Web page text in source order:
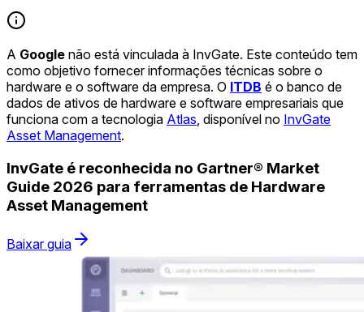
A Google não está vinculada à InvGate. Este conteúdo tem
como objetivo fornecer informações técnicas sobre o
hardware e o software da empresa. O ITDB é o banco de
dados de ativos de hardware e software empresariais que
funciona com a tecnologia Atlas , disponível no InvGate
Asset Management.
InvGate é reconhecida no Gartner® Market
Guide 2026 para ferramentas de Hardware
Asset Management
Baixar guia